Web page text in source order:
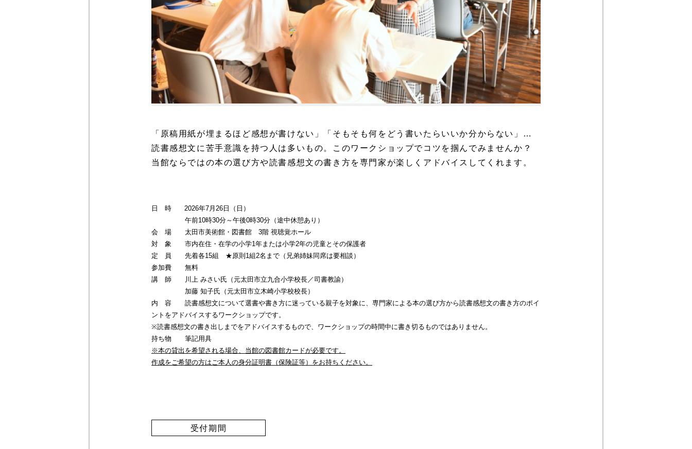
「原稿用紙が埋まるほど感想が書けない」「そもそも何をどう書いたらいいか分からない」…
読書感想文に苦手意識を持つ人は多いもの。このワークショップでコツを掴んでみませんか？
当館ならではの本の選び方や読書感想文の書き方を専門家が楽しくアドバイスしてくれます。
日 時 2026年7月26日（日）
午前10時30分～午後0時30分（途中休憩あり）
会 場 太田市美術館・図書館 3階 視聴覚ホール
対 象 市内在住・在学の小学1年または小学2年の児童とその保護者
定 員 先着各15組 ★原則1組2名まで（兄弟姉妹同席は要相談）
参加費 無料
講 師 川上 みさい氏（元太田市立九合小学校長／司書教諭）
加藤 知子氏（元太田市立木崎小学校校長）
内 容 読書感想文について選書や書き方に迷っている親子を対象に、専門家による本の選び方から読書感想文の書き方のポイ
ントをアドバイスするワークショップです。
※読書感想文の書き出しまでをアドバイスするもので、ワークショップの時間中に書き切るものではありません。
持ち物 筆記用具
※本の貸出を希望される場合、当館の図書館カードが必要です。
作成をご希望の方はご本人の身分証明書（保険証等）をお持ちください。
受付期間